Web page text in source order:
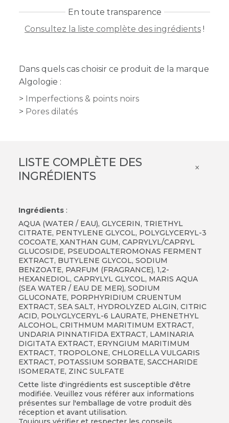
En toute transparence
Consultez la liste complète des ingrédients !
Dans quels cas choisir ce produit de la marque
Algologie :
Imperfections & points noirs
Pores dilatés
LISTE COMPLÈTE DES
INGRÉDIENTS
×
Ingrédients:
AQUA (WATER / EAU), GLYCERIN, TRIETHYL
CITRATE, PENTYLENE GLYCOL, POLYGLYCERYL-3
COCOATE, XANTHAN GUM, CAPRYLYL/CAPRYL
GLUCOSIDE, PSEUDOALTEROMONAS FERMENT
EXTRACT, BUTYLENE GLYCOL, SODIUM
BENZOATE, PARFUM (FRAGRANCE), 1,2-
HEXANEDIOL, CAPRYLYL GLYCOL, MARIS AQUA
(SEA WATER / EAU DE MER), SODIUM
GLUCONATE, PORPHYRIDIUM CRUENTUM
EXTRACT, SEA SALT, HYDROLYZED ALGIN, CITRIC
ACID, POLYGLYCERYL-6 LAURATE, PHENETHYL
ALCOHOL, CRITHMUM MARITIMUM EXTRACT,
UNDARIA PINNATIFIDA EXTRACT, LAMINARIA
DIGITATA EXTRACT, ERYNGIUM MARITIMUM
EXTRACT, TROPOLONE, CHLORELLA VULGARIS
EXTRACT, POTASSIUM SORBATE, SACCHARIDE
ISOMERATE, ZINC SULFATE
Cette liste d'ingrédients est susceptible d'être
modifiée. Veuillez vous référer aux informations
présentes sur l'emballage de votre produit dès
réception et avant utilisation.